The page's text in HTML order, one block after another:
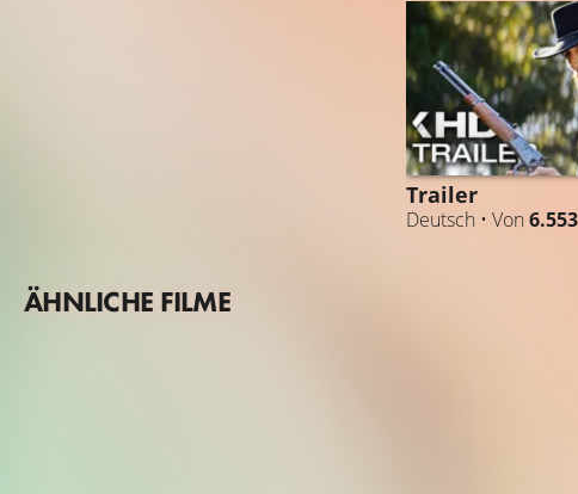
Trailer
Deutsch • Von6.553
ÄHNLICHE FILME